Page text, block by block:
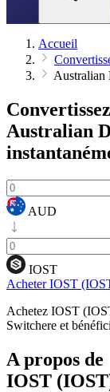
Accueil
Convertissez
Australian
AUD
IOST
Acheter IOST
Achetez IOST
Switchere et
A propos de
IOST